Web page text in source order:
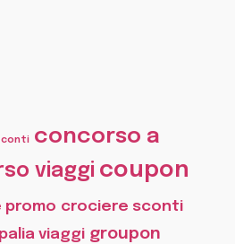
concorso a
viaggi coupon
promo crociere sconti
viaggi groupon